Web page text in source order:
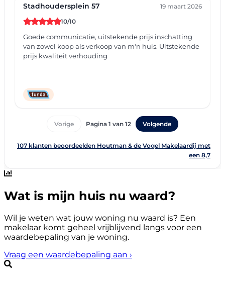
Wat is mijn huis nu waard?
Wil je weten wat jouw woning nu waard is? Een
makelaar komt geheel vrijblijvend langs voor een
waardebepaling van je woning.
Vraag een waardebepaling aan ›